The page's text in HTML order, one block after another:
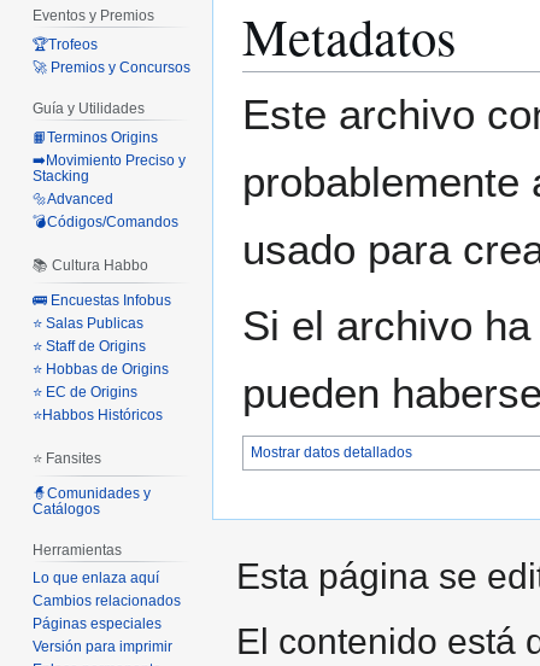
Metadatos
Este archivo
probablemente
usado para
Si el archivo
pueden
Mostrar datos detallados
Eventos y Premios
🏆Trofeos
🚀 Premios y Concursos
Guía y Utilidades
📙Terminos Origins
➡️Movimiento Preciso y
Stacking
🔩Advanced
💣Códigos/Comandos
📚 Cultura Habbo
🚌 Encuestas Infobus
⭐ Salas Publicas
⭐ Staff de Origins
⭐ Hobbas de Origins
⭐ EC de Origins
⭐Habbos Históricos
⭐ Fansites
🧙Comunidades y
Catálogos
Herramientas
Lo que enlaza aquí
Cambios relacionados
Páginas especiales
Versión para imprimir
Esta página se
El contenido está